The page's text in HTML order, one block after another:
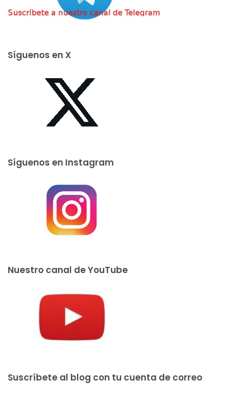
Síguenos en X
Síguenos en Instagram
Nuestro canal de YouTube
Suscríbete al blog con tu cuenta de correo